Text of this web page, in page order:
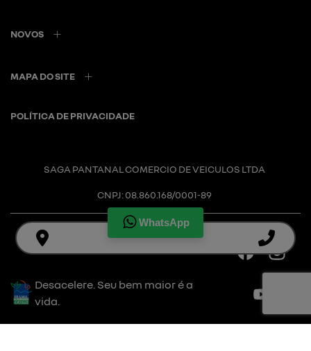
WhatsApp
NOVOS
MAPA DO SITE
POLÍTICA DE PRIVACIDADE
SAGA PANTANAL COMERCIO DE VEICULOS LTDA
CNPJ: 08.860.168/0001-89
Desacelere. Seu bem maior é a
vida.